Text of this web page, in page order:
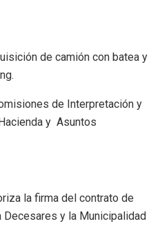
de camión con batea y
de Interpretación y
y Asuntos
la firma del contrato de
Decesares y la Municipalidad